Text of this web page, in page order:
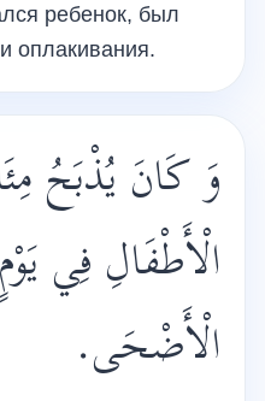
ребенок, был
оплакивания.
وَ كَانَ يُذْبَحُ
الْأَطْفَالِ فِي
الْأَضْحَى.